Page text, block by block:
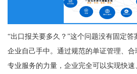
“出口报关要多久？”这个问题没有固定
企业自己手中。通过规范的单证管理、
专业服务的力量，企业完全可以实现快速